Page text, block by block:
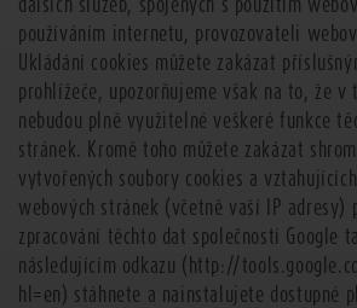
používáním internetu, provozovateli
Ukládání cookies můžete zakázat
prohlížeče, upozorňujeme však na to, že v
nebudou plně využitelné veškeré funkce
stránek. Kromě toho můžete zakázat
vytvořených soubory cookies a
webových stránek (včetně vaší IP adresy)
zpracování těchto dat společností Google
následujícím odkazu ( http://
hl=en) stáhnete a nainstalujete dostupné